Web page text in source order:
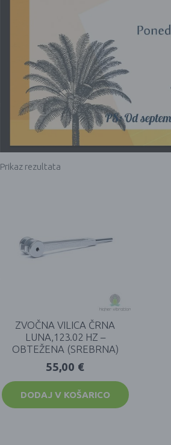
Prikaz rezultata
ZVOČNA VILICA ČRNA
LUNA,123.02 HZ –
OBTEŽENA (SREBRNA)
55,00 €
DODAJ V KOŠARICO